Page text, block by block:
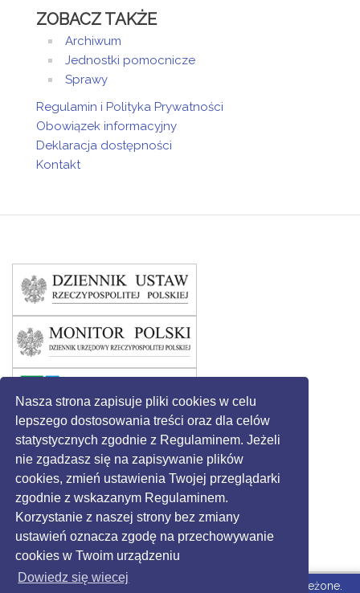
Nasza strona zapisuje pliki cookies w celu
lepszego dostosowania treści oraz dla celów
statystycznych zgodnie z Regulaminem. Jeżeli
nie zgadzasz się na zapisywanie plików
cookies, zmień ustawienia Twojej przeglądarki
zgodnie z wskazanym Regulaminem.
Korzystanie z naszej strony bez zmiany
ustawień oznacza zgodę na przechowywanie
cookies w Twoim urządzeniu
Dowiedz się wiecej
ZOBACZ TAKŻE
Archiwum
Jednostki pomocnicze
Sprawy
Regulamin i Polityka Prywatności
Obowiązek informacyjny
Deklaracja dostępności
Kontakt
© 2016 - Gmina Święciechowa. Wszystkie prawa zastrzeżone.